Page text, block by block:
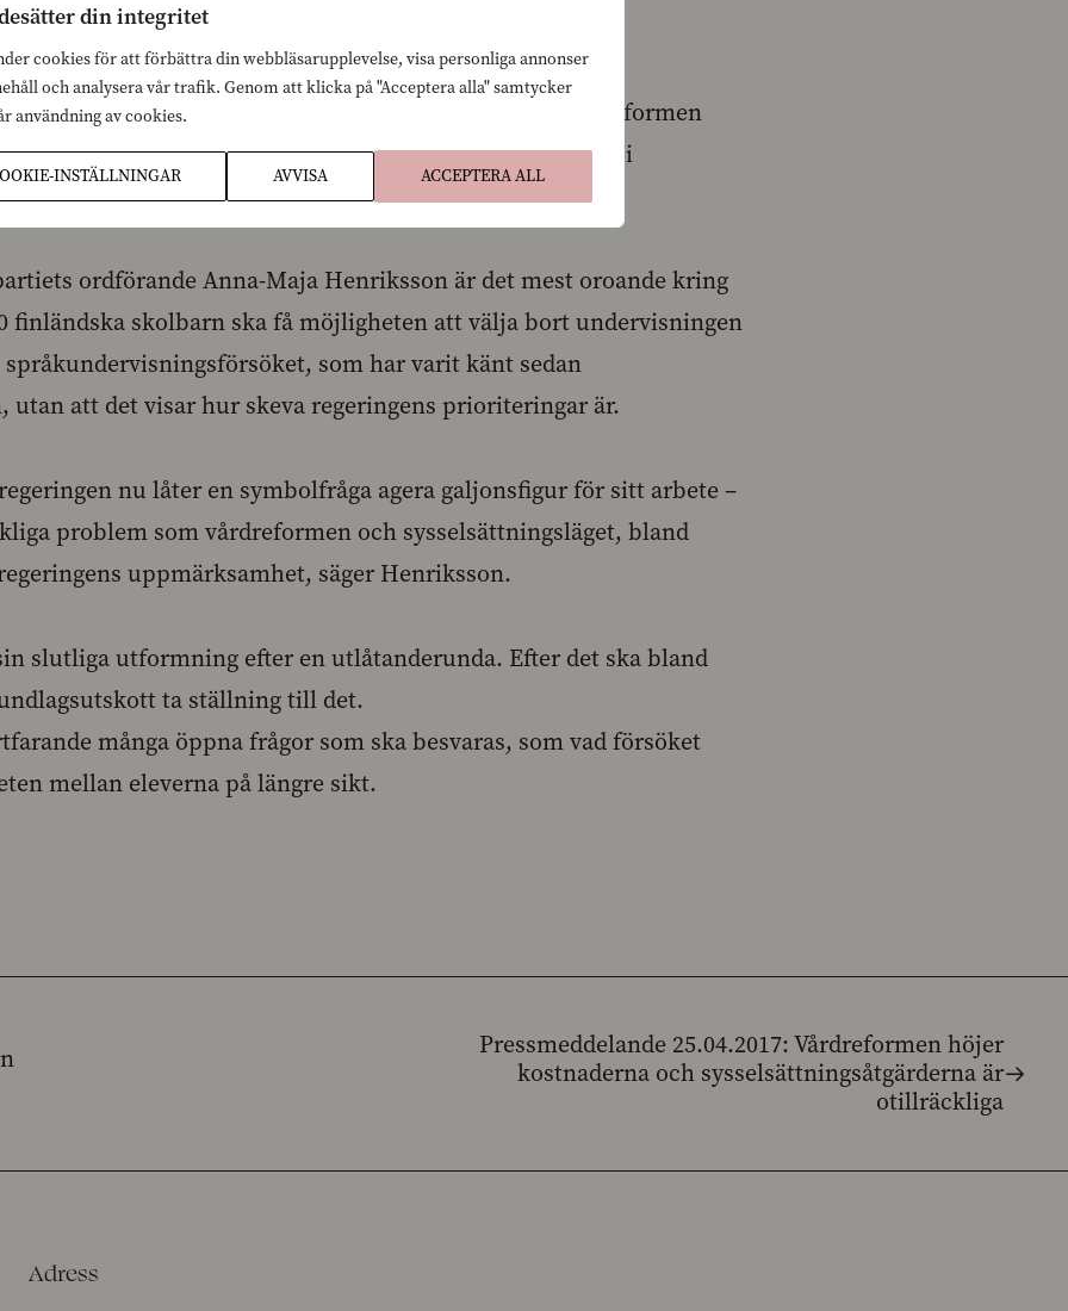
din integritet
cookies för att förbättra din webbläsarupplevelse, visa personliga annonser
och analysera vår trafik. Genom att klicka på "Acceptera alla" samtycker
användning av cookies.
INSTÄLLNINGAR AVVISA ACCEPTERA ALL
fortfarande är kritiskt och den kommande vårdreformen
innan den är klar väljer regeringen språkundervisningen i
ordförande Anna-Maja Henriksson är det mest oroande kring
finländska skolbarn ska få möjligheten att välja bort undervisningen
som har varit känt sedan
utan att det visar hur skeva regeringens prioriteringar är.
nu låter en symbolfråga agera galjonsfigur för sitt arbete –
problem som vårdreformen och sysselsättningsläget, bland
uppmärksamhet, säger Henriksson.
slutliga utformning efter en utlåtanderunda. Efter det ska bland
ta ställning till det.
många öppna frågor som ska besvaras, som vad försöket
mellan eleverna på längre sikt.
Pressmeddelande 25.04.2017: Vårdreformen höjer
kostnaderna och sysselsättningsåtgärderna är
otillräckliga
Adress